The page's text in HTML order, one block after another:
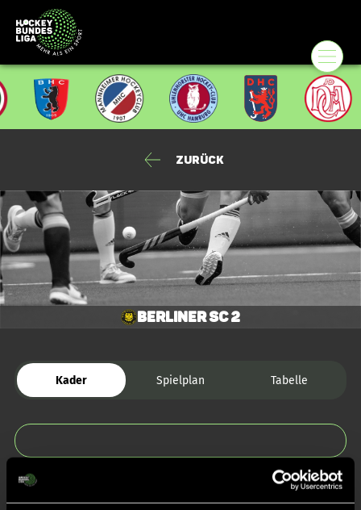
Zurück
Berliner SC 2
Kader Spielplan Tabelle